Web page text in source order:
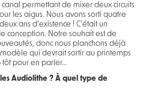
permettant de mixer deux circuits
les aigus. Nous avons sorti quatre
ans d’existence ! C’était un
conception. Notre souhait est de
donc nous planchons déjà
qui devrait sortir au printemps
tôt pour en parler…
Audiolithe ? À quel type de